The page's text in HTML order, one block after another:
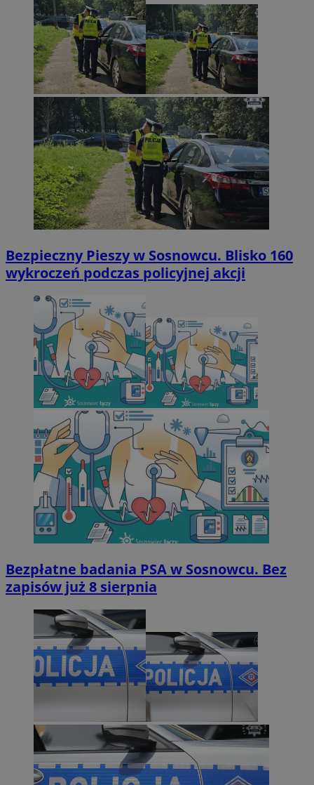
Bezpieczny Pieszy w Sosnowcu. Blisko 160
wykroczeń podczas policyjnej akcji
Bezpłatne badania PSA w Sosnowcu. Bez
zapisów już 8 sierpnia